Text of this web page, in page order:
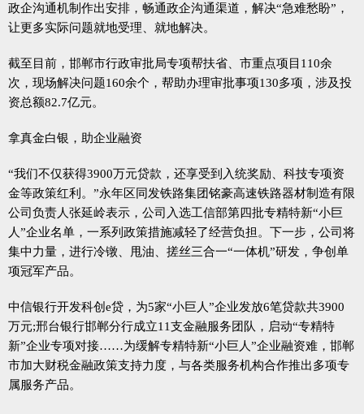
政企沟通机制作出安排，畅通政企沟通渠道，解决“急难愁盼”，
让更多实际问题就地受理、就地解决。
截至目前，邯郸市行政审批局专项帮扶省、市重点项目110余
次，现场解决问题160余个，帮助办理审批事项130多项，涉及投
资总额82.7亿元。
拿真金白银，助企业融资
“我们不仅获得3900万元贷款，还享受到入统奖励、科技专项资
金等政策红利。”永年区同发铁路集团铭豪高速铁路器材制造有限
公司负责人张延岭表示，公司入选工信部第四批专精特新“小巨
人”企业名单，一系列政策措施减轻了经营负担。下一步，公司将
集中力量，进行冷镦、甩油、搓丝三合一“一体机”研发，争创单
项冠军产品。
中信银行开发科创e贷，为5家“小巨人”企业发放6笔贷款共3900
万元;邢台银行邯郸分行成立11支金融服务团队，启动“专精特
新”企业专项对接……为缓解专精特新“小巨人”企业融资难，邯郸
市加大财税金融政策支持力度，与各类服务机构合作推出多项专
属服务产品。